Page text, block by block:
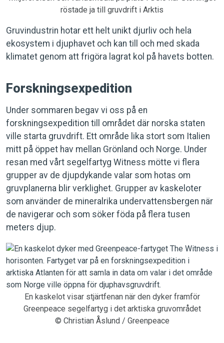
röstade ja till gruvdrift i Arktis
Gruvindustrin hotar ett helt unikt djurliv och hela
ekosystem i djuphavet och kan till och med skada
klimatet genom att frigöra lagrat kol på havets botten.
Forskningsexpedition
Under sommaren begav vi oss på en
forskningsexpedition till området där norska staten
ville starta gruvdrift. Ett område lika stort som Italien
mitt på öppet hav mellan Grönland och Norge. Under
resan med vårt segelfartyg Witness mötte vi flera
grupper av de djupdykande valar som hotas om
gruvplanerna blir verklighet. Grupper av kaskeloter
som använder de mineralrika undervattensbergen när
de navigerar och som söker föda på flera tusen
meters djup.
En kaskelot visar stjärtfenan när den dyker framför
Greenpeace segelfartyg i det arktiska gruvområdet
© Christian Åslund / Greenpeace